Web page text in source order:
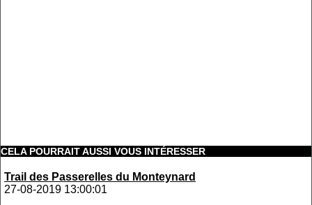
CELA POURRAIT AUSSI VOUS INTÉRESSER
Trail des Passerelles du Monteynard
27-08-2019 13:00:01